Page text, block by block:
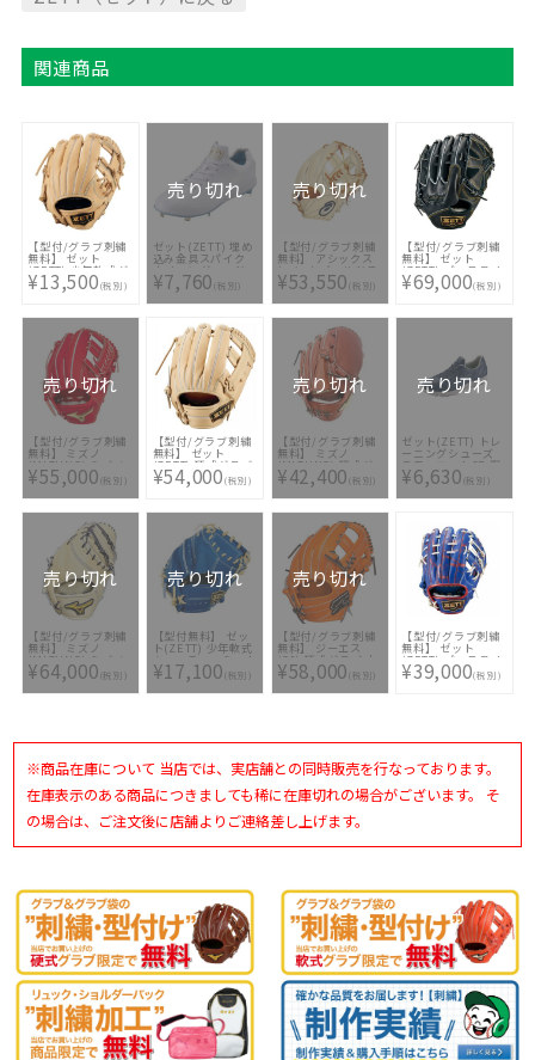
関連商品
【型付/グラブ刺繍
無料】 ゼット
(ZETT) 少年軟式グ
ラブ ゼロワンステ
ージ 二塁手遊撃手
3200 [ 型付け無料
少年軟式グラブ刺繍
1ヶ所無料(単色の
み)※縁取り・影付
きの場合、1ヶ所
+3300円(税込)]
¥13,500(税別)
売り切れ
ゼット(ZETT) 埋め
込み金具スパイク
ウイニングロード
WH BSR2207WH-
1111
¥7,760(税別)
売り切れ
【型付/グラブ刺繍
無料】 アシックス
(asics) ゴールドス
テージ 硬式野球 内
野手用グラブ
3121B194-152 [ 型
付け無料 硬式グラ
ブ刺繍2ヶ所無料(単
色のみ)※縁取り・
影付きの場合、1ヶ
所+3300円(税込)]
¥53,550(税別)
【型付/グラブ刺繍
無料】 ゼット
(ZETT) プロステイ
タス プレミアム 硬
式グラブ 投手用
1900N [ 型付け無
み)※縁取り・影付
きの場合、1ヶ所
+3300円(税込)]
¥69,000(税別)
売り切れ
【型付/グラブ刺繍
無料】 ミズノ
(MIZUNO) ミズノ
プロ 硬式グラブ 内
野手用 右投げ
1AJGH29303-70
2023AW [ 型付け無
料 硬式グラブ刺繍2
ヶ所無料(単色の
み)※縁取り・影付
きの場合、1ヶ所
+3300円(税込)]
¥55,000(税別)
【型付/グラブ刺繍
無料】 ゼット
(ZETT) 硬式グラブ
グローブ プロステ
イタスSEシリーズ
川タイプ
BPROG260S-LH-
3200 [ 型付け無料
硬式グラブ刺繍2ヶ
所無料(単色のみ)※
縁取り・影付きの場
合、1ヶ所+3300円
(税込)]
¥54,000(税別)
売り切れ
【型付/グラブ刺繍
無料】 ミズノ
(MIZUNO) 硬式グ
ラブ グローバルエ
リート H
Selection インフ
ィニティ 限定モデ
ル 1AJGH24401-
M66 [ 型付け無料
硬式グラブ刺繍2ヶ
所無料(単色のみ)※
縁取り・影付きの場
合、1ヶ所+3300円
(税込)]
¥42,400(税別)
売り切れ
ゼット(ZETT) トレ
ーニングシューズ
ラフィエットCR 限
定 BSR8879CR-
2900
¥6,630(税別)
売り切れ
【型付/グラブ刺繍
無料】 ミズノ
(MIZUNO) ミズノ
プロ 硬式ファース
トミット TK型 BSS
ショップ限定
ブ刺繍2ヶ所無料(単
影付きの場合、1ヶ
所+3300円(税込)]
¥64,000(税別)
売り切れ
【型付無料】 ゼッ
ト(ZETT) 少年軟式
キャッチャーミット
ネオステイタス
BJCB70212-2532
¥17,100(税別)
売り切れ
【型付/グラブ刺繍
無料】 ジーエス
(GS) 硬式グラブ 内
野手用 サムライ型
5本指・コユニ両方
対応 右投げLH GS-
(単色のみ)※縁取
1ヶ所+3300円(税
込)]
¥58,000(税別)
【型付/グラブ刺繍
無料】 ゼット
(ZETT) プロステイ
タス 超限定 軟式グ
ラブ 内野手用
¥39,000(税別)
※商品在庫について 当店では、実店舗との同時販売を行なっております。
在庫表示のある商品につきましても稀に在庫切れの場合がございます。 そ
の場合は、ご注文後に店舗よりご連絡差し上げます。